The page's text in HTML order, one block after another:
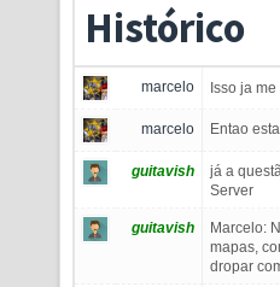
Histórico
marcelo Isso ja
marcelo Entao
guitavish
já a
Server
guitavish
Marcelo:
mapas,
dropar